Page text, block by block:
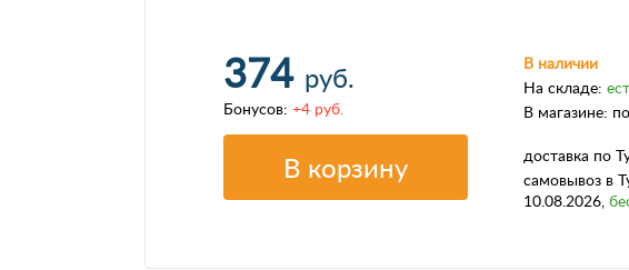
В наличии
На складе:
В магазине:
доставка по
самовывоз в
10.08.2026,
374 руб.
Бонусов: +4 руб.
В корзину